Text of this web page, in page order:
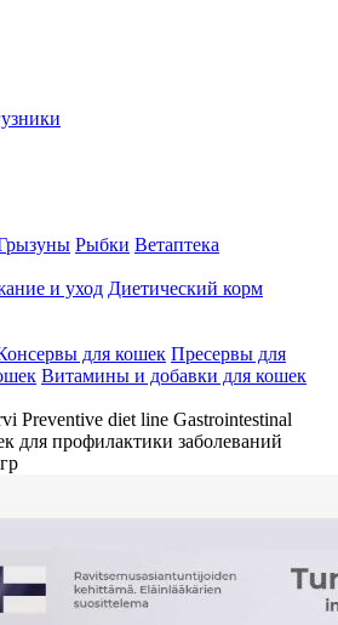
Рыбки Ветаптека
и уход Диетический корм
для кошек Пресервы для
Витамины и добавки для кошек
Preventive diet line Gastrointestinal
для профилактики заболеваний